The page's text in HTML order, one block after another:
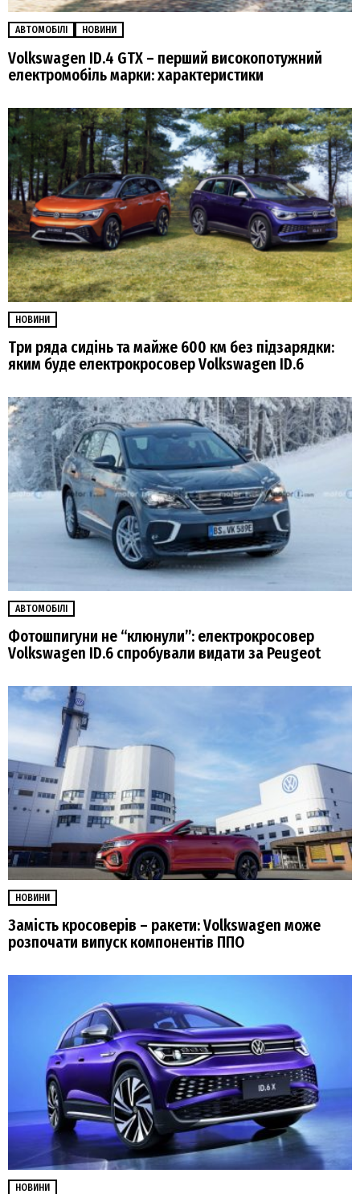
АВТОМОБІЛІ НОВИНИ
Volkswagen ID.4 GTX – перший високопотужний
електромобіль марки: характеристики
НОВИНИ
Три ряда сидінь та майже 600 км без підзарядки:
яким буде електрокросовер Volkswagen ID.6
АВТОМОБІЛІ
Фотошпигуни не “клюнули”: електрокросовер
Volkswagen ID.6 спробували видати за Peugeot
НОВИНИ
Замість кросоверів – ракети: Volkswagen може
розпочати випуск компонентів ППО
НОВИНИ